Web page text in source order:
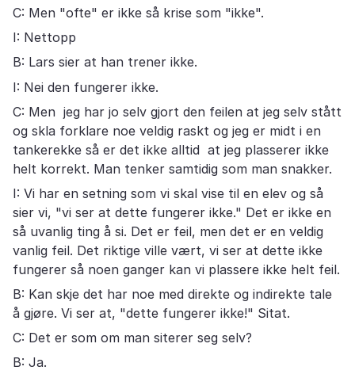
C: Men "ofte" er ikke så krise som "ikke".
I: Nettopp
B: Lars sier at han trener ikke.
I: Nei den fungerer ikke.
C: Men jeg har jo selv gjort den feilen at jeg selv stått
og skla forklare noe veldig raskt og jeg er midt i en
tankerekke så er det ikke alltid at jeg plasserer ikke
helt korrekt. Man tenker samtidig som man snakker.
I: Vi har en setning som vi skal vise til en elev og så
sier vi, "vi ser at dette fungerer ikke." Det er ikke en
så uvanlig ting å si. Det er feil, men det er en veldig
vanlig feil. Det riktige ville vært, vi ser at dette ikke
fungerer så noen ganger kan vi plassere ikke helt feil.
B: Kan skje det har noe med direkte og indirekte tale
å gjøre. Vi ser at, "dette fungerer ikke!" Sitat.
C: Det er som om man siterer seg selv?
B: Ja.